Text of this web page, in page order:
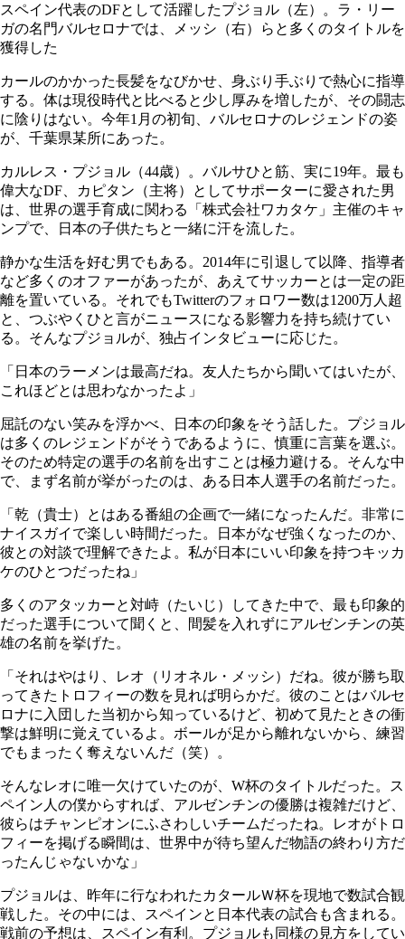
スペイン代表のDFとして活躍したプジョル（左）。ラ・リー
ガの名門バルセロナでは、メッシ（右）らと多くのタイトルを
獲得した
カールのかかった長髪をなびかせ、身ぶり手ぶりで熱心に指導
する。体は現役時代と比べると少し厚みを増したが、その闘志
に陰りはない。今年1月の初旬、バルセロナのレジェンドの姿
が、千葉県某所にあった。
カルレス・プジョル（44歳）。バルサひと筋、実に19年。最も
偉大なDF、カピタン（主将）としてサポーターに愛された男
は、世界の選手育成に関わる「株式会社ワカタケ」主催のキャ
ンプで、日本の子供たちと一緒に汗を流した。
静かな生活を好む男でもある。2014年に引退して以降、指導者
など多くのオファーがあったが、あえてサッカーとは一定の距
離を置いている。それでもTwitterのフォロワー数は1200万人超
と、つぶやくひと言がニュースになる影響力を持ち続けてい
る。そんなプジョルが、独占インタビューに応じた。
「日本のラーメンは最高だね。友人たちから聞いてはいたが、
これほどとは思わなかったよ」
屈託のない笑みを浮かべ、日本の印象をそう話した。プジョル
は多くのレジェンドがそうであるように、慎重に言葉を選ぶ。
そのため特定の選手の名前を出すことは極力避ける。そんな中
で、まず名前が挙がったのは、ある日本人選手の名前だった。
「乾（貴士）とはある番組の企画で一緒になったんだ。非常に
ナイスガイで楽しい時間だった。日本がなぜ強くなったのか、
彼との対談で理解できたよ。私が日本にいい印象を持つキッカ
ケのひとつだったね」
多くのアタッカーと対峙（たいじ）してきた中で、最も印象的
だった選手について聞くと、間髪を入れずにアルゼンチンの英
雄の名前を挙げた。
「それはやはり、レオ（リオネル・メッシ）だね。彼が勝ち取
ってきたトロフィーの数を見れば明らかだ。彼のことはバルセ
ロナに入団した当初から知っているけど、初めて見たときの衝
撃は鮮明に覚えているよ。ボールが足から離れないから、練習
でもまったく奪えないんだ（笑）。
そんなレオに唯一欠けていたのが、W杯のタイトルだった。ス
ペイン人の僕からすれば、アルゼンチンの優勝は複雑だけど、
彼らはチャンピオンにふさわしいチームだったね。レオがトロ
フィーを掲げる瞬間は、世界中が待ち望んだ物語の終わり方だ
ったんじゃないかな」
プジョルは、昨年に行なわれたカタールＷ杯を現地で数試合観
戦した。その中には、スペインと日本代表の試合も含まれる。
戦前の予想は、スペイン有利。プジョルも同様の見方をしてい